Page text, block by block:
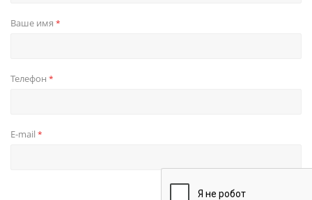
Ваше имя *
Телефон *
E-mail *